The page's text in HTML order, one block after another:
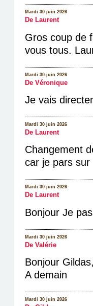
Mardi 30 juin 2026
De Laurent
Gros coup de
vous tous.
Mardi 30 juin 2026
De Véronique
Je vais
Mardi 30 juin 2026
De Laurent
Changement
car je pars sur
Mardi 30 juin 2026
De Laurent
Bonjour Je
Mardi 30 juin 2026
De Valérie
Bonjour
A demain
Mardi 30 juin 2026